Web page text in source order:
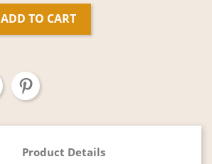
ADD TO CART
Product Details